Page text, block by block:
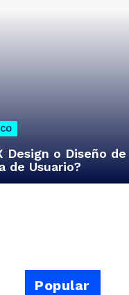
Design o Diseño de
de Usuario?
Popular